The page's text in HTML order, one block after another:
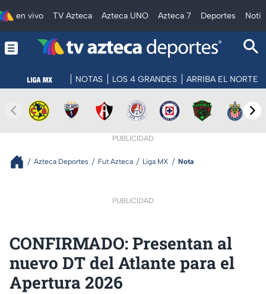
en vivo TV Azteca Azteca UNO Azteca 7 Deportes
NOTAS LOS 4 GRANDES ARRIBA EL NORTE
PUBLICIDAD
Azteca Deportes Fut Azteca Liga MX Nota
PUBLICIDAD
CONFIRMADO: Presentan al
nuevo DT del Atlante para el
Apertura 2026